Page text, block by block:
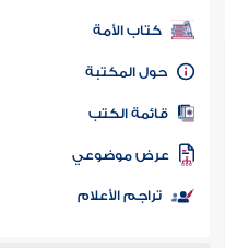
كتب PDF
كتاب الأمة
المكتبة
الكتب
موضوعي